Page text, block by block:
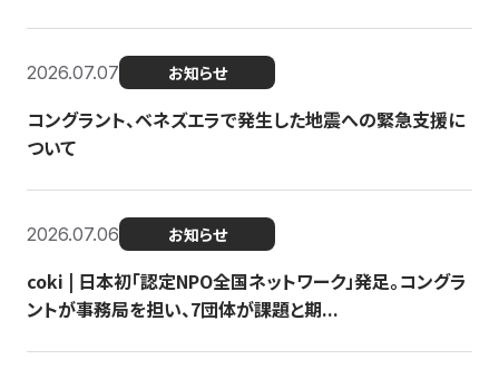
2026.07.07 お知らせ
コングラント、ベネズエラで発生した地震への緊急支援に
ついて
2026.07.06 お知らせ
coki | 日本初「認定NPO全国ネットワーク」発足。コングラ
ントが事務局を担い、7団体が課題と期...